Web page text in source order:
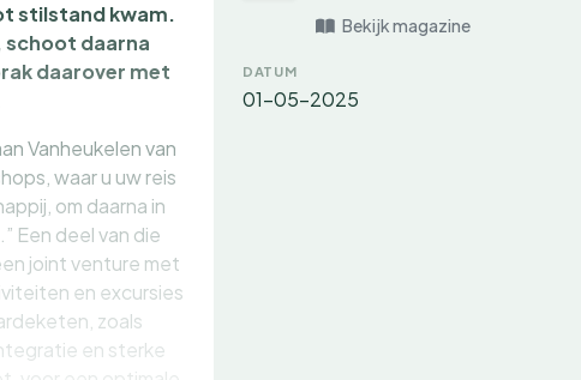
stilstand kwam.
schoot daarna
daarover met
Vanheukelen van
waar u uw reis
om daarna in
Een deel van die
joint venture met
en excursies
zoals
en sterke
Bekijk magazine
DATUM
01-05-2025